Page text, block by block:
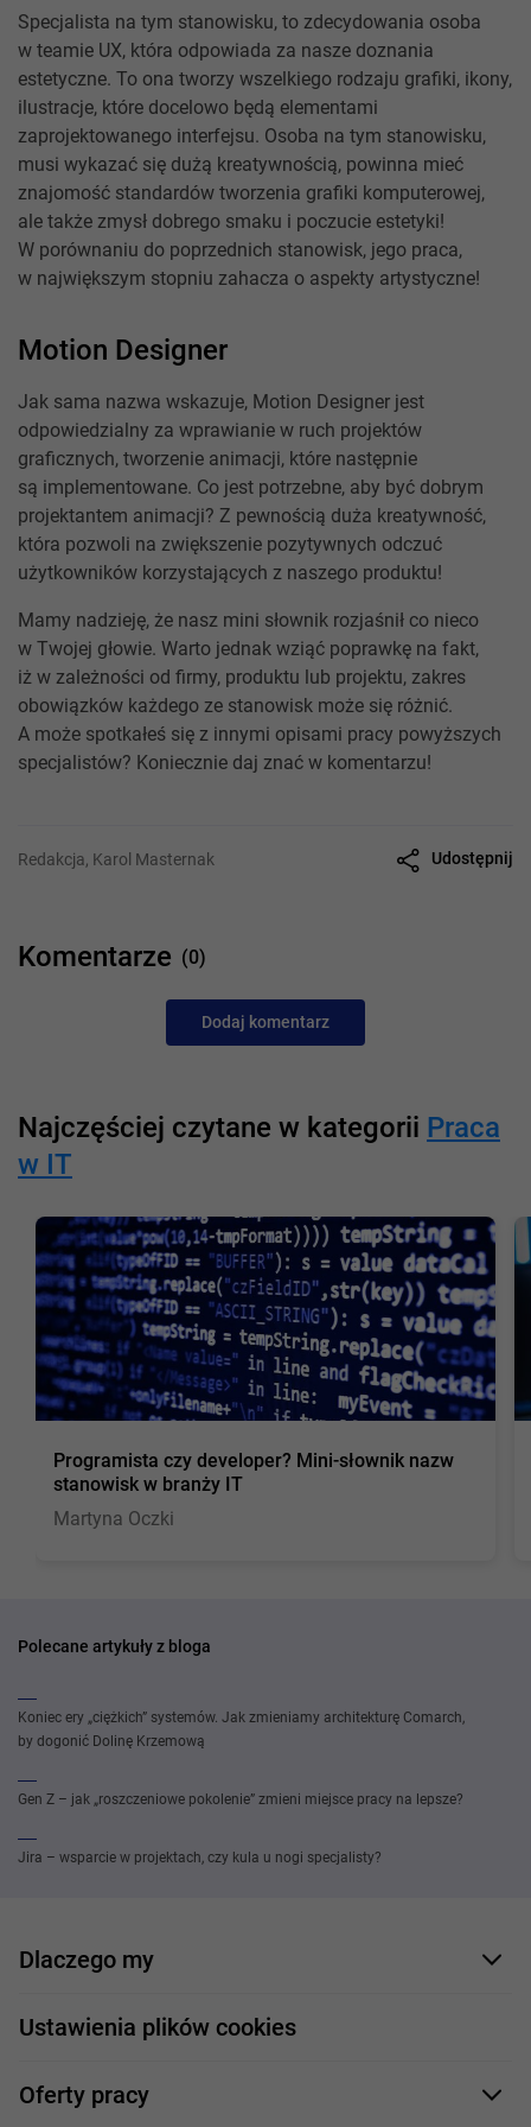
Specjalista na tym stanowisku, to zdecydowania osoba
w teamie UX, która odpowiada za nasze doznania
estetyczne. To ona tworzy wszelkiego rodzaju grafiki, ikony,
ilustracje, które docelowo będą elementami
zaprojektowanego interfejsu. Osoba na tym stanowisku,
musi wykazać się dużą kreatywnością, powinna mieć
znajomość standardów tworzenia grafiki komputerowej,
ale także zmysł dobrego smaku i poczucie estetyki!
W porównaniu do poprzednich stanowisk, jego praca,
w największym stopniu zahacza o aspekty artystyczne!
Motion Designer
Jak sama nazwa wskazuje, Motion Designer jest
odpowiedzialny za wprawianie w ruch projektów
graficznych, tworzenie animacji, które następnie
są implementowane. Co jest potrzebne, aby być dobrym
projektantem animacji? Z pewnością duża kreatywność,
która pozwoli na zwiększenie pozytywnych odczuć
użytkowników korzystających z naszego produktu!
Mamy nadzieję, że nasz mini słownik rozjaśnił co nieco
w Twojej głowie. Warto jednak wziąć poprawkę na fakt,
iż w zależności od firmy, produktu lub projektu, zakres
obowiązków każdego ze stanowisk może się różnić.
A może spotkałeś się z innymi opisami pracy powyższych
specjalistów? Koniecznie daj znać w komentarzu!
Redakcja, Karol Masternak Udostępnij
Komentarze (0)
Dodaj komentarz
Najczęściej czytane w kategorii Praca
w IT
Programista czy developer? Mini-słownik nazw
stanowisk w branży IT
Martyna Oczki
Polecane artykuły z bloga
Koniec ery „ciężkich” systemów. Jak zmieniamy architekturę Comarch,
by dogonić Dolinę Krzemową
Gen Z – jak „roszczeniowe pokolenie” zmieni miejsce pracy na lepsze?
Jira – wsparcie w projektach, czy kula u nogi specjalisty?
Dlaczego my
Nasi pracownicy
Nasze projekty
Ustawienia plików cookies
Oferty pracy